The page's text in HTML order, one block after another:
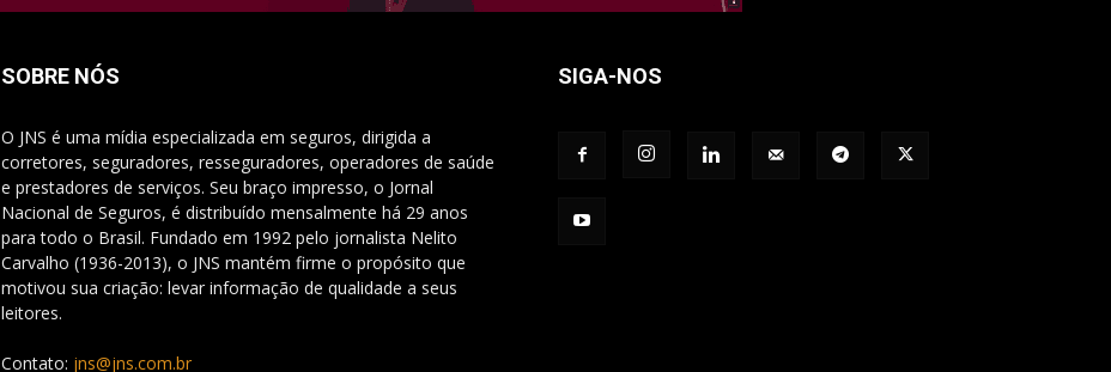
SOBRE NÓS
O JNS é uma mídia especializada em seguros, dirigida a
corretores, seguradores, resseguradores, operadores de saúde
e prestadores de serviços. Seu braço impresso, o Jornal
Nacional de Seguros, é distribuído mensalmente há 29 anos
para todo o Brasil. Fundado em 1992 pelo jornalista Nelito
Carvalho (1936-2013), o JNS mantém firme o propósito que
motivou sua criação: levar informação de qualidade a seus
leitores.
Contato: jns@jns.com.br
SIGA-NOS